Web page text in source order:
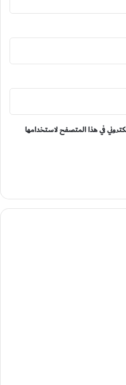
في هذا المتصفح لاستخدامها